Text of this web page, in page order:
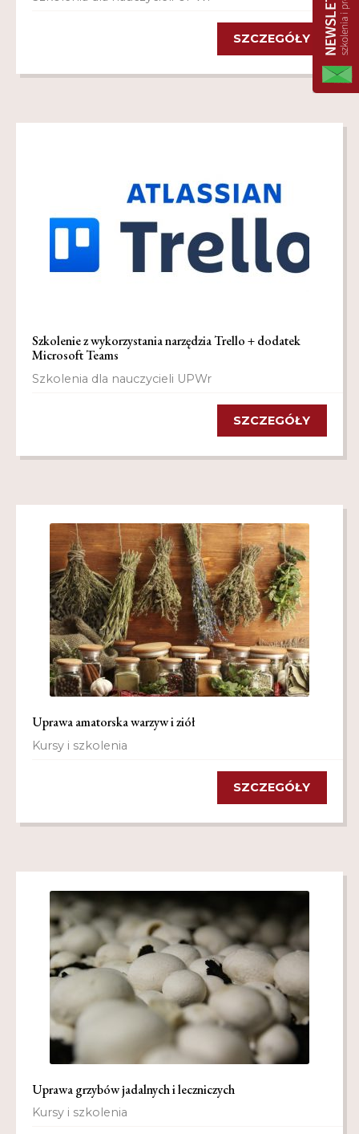
SZCZEGÓŁY
Szkolenie z wykorzystania narzędzia Trello + dodatek
Microsoft Teams
Szkolenia dla nauczycieli UPWr
SZCZEGÓŁY
Uprawa amatorska warzyw i ziół
Kursy i szkolenia
SZCZEGÓŁY
Uprawa grzybów jadalnych i leczniczych
Kursy i szkolenia